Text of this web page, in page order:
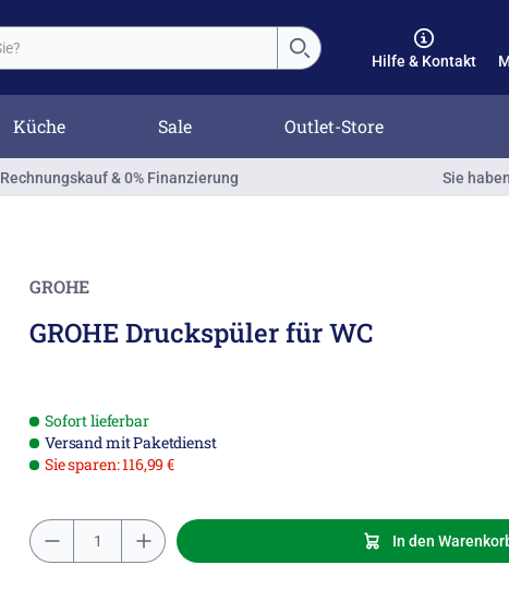
Hilfe & Kontakt
Küche Sale Outlet-Store
Rechnungskauf & 0% Finanzierung Sie
GROHE
GROHE Druckspüler für WC
Sofort lieferbar
Versand mit Paketdienst
Sie sparen: 116,99 €
In den